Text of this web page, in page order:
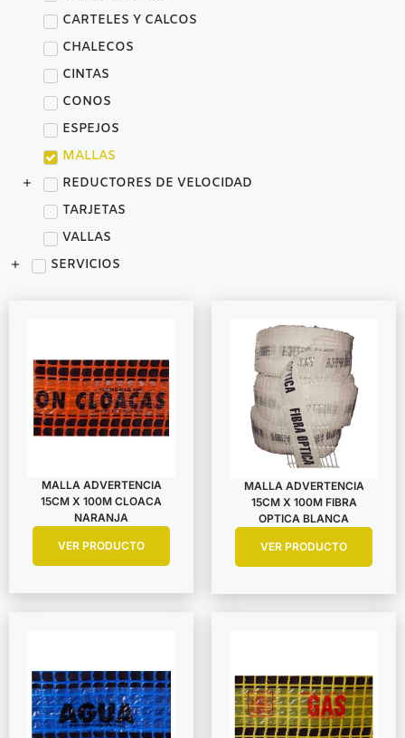
CARTELES Y CALCOS
CHALECOS
CINTAS
CONOS
ESPEJOS
MALLAS
REDUCTORES DE VELOCIDAD
TARJETAS
VALLAS
SERVICIOS
MALLA ADVERTENCIA
15CM X 100M CLOACA
NARANJA
VER PRODUCTO
MALLA ADVERTENCIA
15CM X 100M FIBRA
OPTICA BLANCA
VER PRODUCTO